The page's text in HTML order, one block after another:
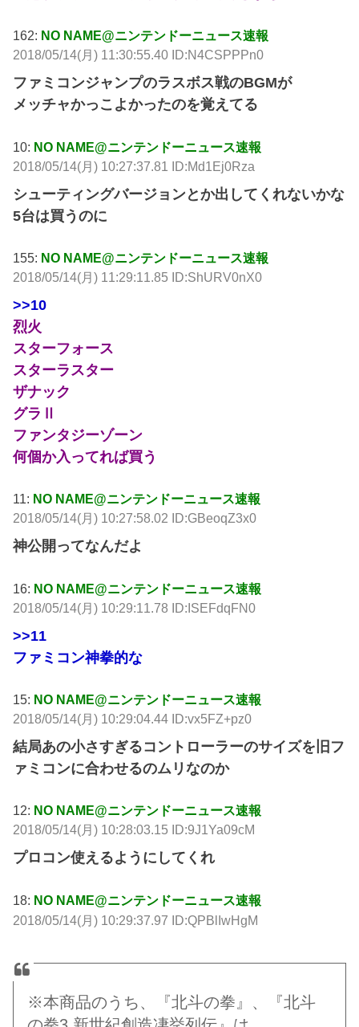
162: NO NAME@ニンテンドーニュース速報
2018/05/14(月) 11:30:55.40 ID:N4CSPPPn0
ファミコンジャンプのラスボス戦のBGMが
メッチャかっこよかったのを覚えてる
10: NO NAME@ニンテンドーニュース速報
2018/05/14(月) 10:27:37.81 ID:Md1Ej0Rza
シューティングバージョンとか出してくれないかな
5台は買うのに
155: NO NAME@ニンテンドーニュース速報
2018/05/14(月) 11:29:11.85 ID:ShURV0nX0
>>10
烈火
スターフォース
スターラスター
ザナック
グラⅡ
ファンタジーゾーン
何個か入ってれば買う
11: NO NAME@ニンテンドーニュース速報
2018/05/14(月) 10:27:58.02 ID:GBeoqZ3x0
神公開ってなんだよ
16: NO NAME@ニンテンドーニュース速報
2018/05/14(月) 10:29:11.78 ID:ISEFdqFN0
>>11
ファミコン神拳的な
15: NO NAME@ニンテンドーニュース速報
2018/05/14(月) 10:29:04.44 ID:vx5FZ+pz0
結局あの小さすぎるコントローラーのサイズを旧フ
ァミコンに合わせるのムリなのか
12: NO NAME@ニンテンドーニュース速報
2018/05/14(月) 10:28:03.15 ID:9J1Ya09cM
プロコン使えるようにしてくれ
18: NO NAME@ニンテンドーニュース速報
2018/05/14(月) 10:29:37.97 ID:QPBlIwHgM
※本商品のうち、『北斗の拳』、『北斗